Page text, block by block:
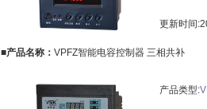
更新时间
■产品名称： VPFZ智能电容控制器 三相共补
产品类型: